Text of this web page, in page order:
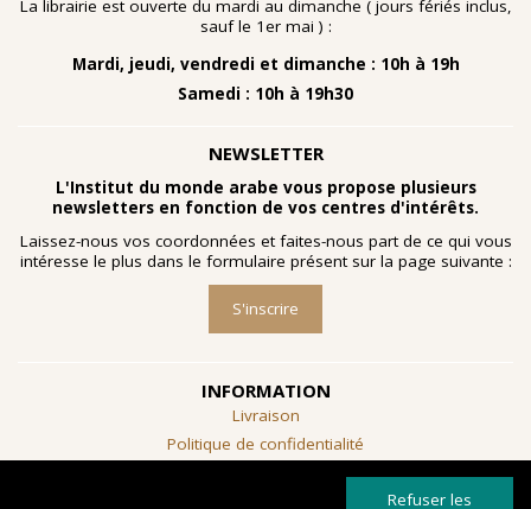
menés à l'hôpital psychiatrique de Blida-
emblématique de Frantz Fanon.
La librairie est ouverte du mardi au dimanche ( jours fériés inclus,
sauf le 1er mai ) :
Mardi, jeudi, vendredi et dimanche : 10h à 19h
Samedi : 10h à 19h30
NEWSLETTER
L'Institut du monde arabe vous propose plusieurs
newsletters en fonction de vos centres d'intérêts.
Laissez-nous vos coordonnées et faites-nous part de ce qui vous
intéresse le plus dans le formulaire présent sur la page suivante :
S'inscrire
INFORMATION
Livraison
Politique de confidentialité
Refuser les